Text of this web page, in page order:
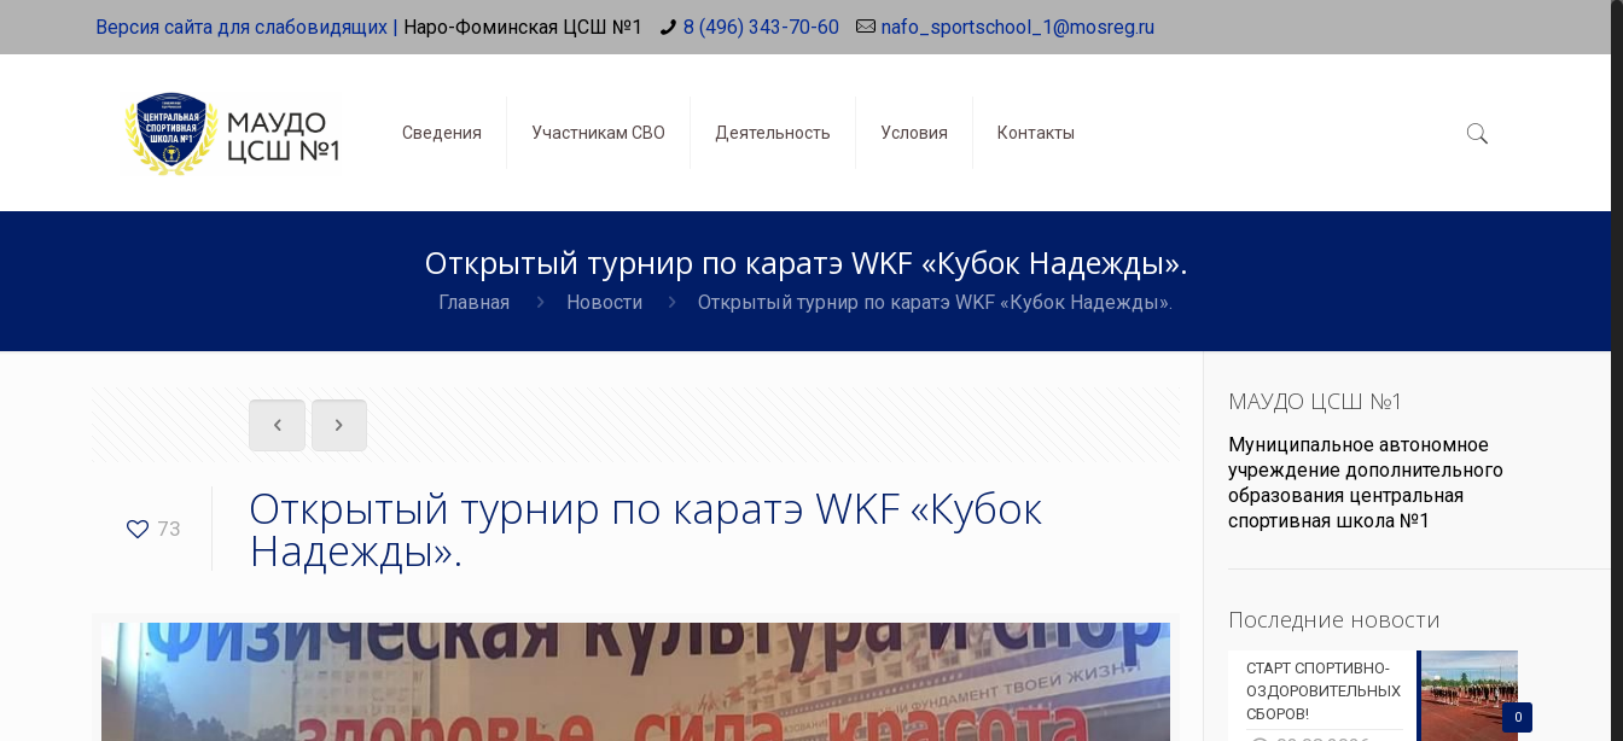
Версия сайта для слабовидящих | Наро-Фоминская ЦСШ №1 8 (496) 343-70-60 nafo_sportschool_1@mosreg.ru
Сведения Участникам СВО Деятельность Условия Контакты
Открытый турнир по каратэ WKF «Кубок Надежды».
Главная Новости Открытый турнир по каратэ WKF «Кубок Надежды».
73 Открытый турнир по каратэ WKF «Кубок
Надежды».
МАУДО ЦСШ №1
Муниципальное автономное
учреждение дополнительного
образования центральная
спортивная школа №1
Последние новости
0
СТАРТ СПОРТИВНО-
ОЗДОРОВИТЕЛЬНЫХ
СБОРОВ!